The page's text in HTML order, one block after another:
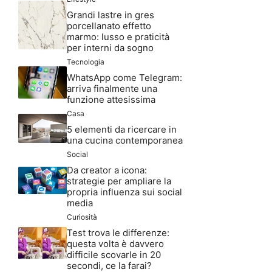
Grandi lastre in gres
porcellanato effetto
marmo: lusso e praticità
per interni da sogno
Tecnologia
WhatsApp come Telegram:
arriva finalmente una
funzione attesissima
Casa
5 elementi da ricercare in
una cucina contemporanea
Social
Da creator a icona:
strategie per ampliare la
propria influenza sui social
media
Curiosità
Test trova le differenze:
questa volta è davvero
difficile scovarle in 20
secondi, ce la farai?